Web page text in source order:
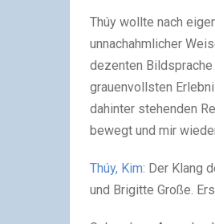
Thúy wollte nach
unnachahmlicher
dezenten
grauenvollsten
dahinter stehenden
bewegt und mir
Thúy, Kim: Der Klang
und Brigitte Große.